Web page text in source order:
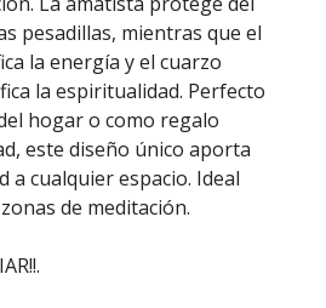
pesadillas, mientras que el
la energía y el cuarzo
la espiritualidad. Perfecto
hogar o como regalo
este diseño único aporta
a cualquier espacio. Ideal
de meditación.